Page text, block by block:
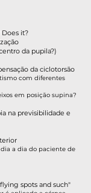
it?
da pupila?)
da ciclotorsão
com diferentes
em posição supina?
na previsibilidade e
a dia do paciente de
spots and such"